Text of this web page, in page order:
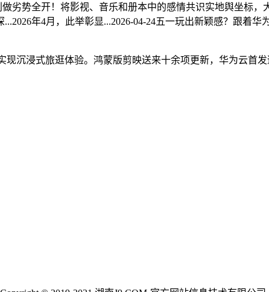
劣势全开！将影视、音乐和册本中的感情共识实地舆坐标
年4月，此举彰显...2026-04-24五一玩出新颖感？跟着
沉浸式旅逛体验。鸿蒙版剪映送来十余项更新，华为云首发